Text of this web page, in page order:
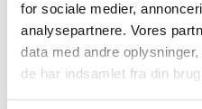
for sociale medier,
analysepartnere. Vores
data med andre
de har indsamlet fra din
-20%